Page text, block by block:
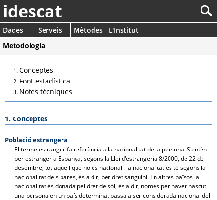
idescat
Dades Serveis Mètodes
L'Institut
Metodologia
Conceptes
Font estadística
Notes tècniques
1. Conceptes
Població estrangera
El terme estranger fa referència a la nacionalitat de la persona. S'entén
per estranger a Espanya, segons la Llei d'estrangeria 8/2000, de 22 de
desembre, tot aquell que no és nacional i la nacionalitat es té segons la
nacionalitat dels pares, és a dir, per dret sanguini. En altres països la
nacionalitat és donada pel dret de sòl, és a dir, només per haver nascut
una persona en un país determinat passa a ser considerada nacional del